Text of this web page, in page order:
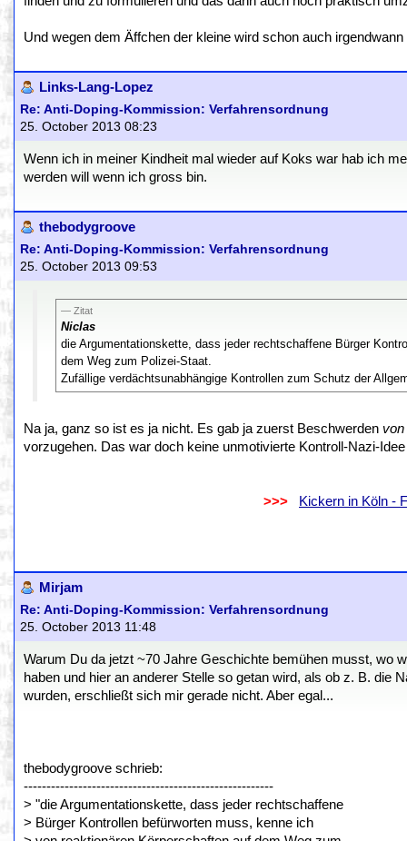
Und wegen dem Äffchen der kleine wird schon auch
Links-Lang-Lopez
Re: Anti-Doping-Kommission: Verfahrensordnung
25. October 2013 08:23
Wenn ich in meiner Kindheit mal wieder auf Koks war hab ich
werden will wenn ich gross bin.
thebodygroove
Re: Anti-Doping-Kommission: Verfahrensordnung
25. October 2013 09:53
Zitat
Niclas
die Argumentationskette, dass jeder rechtschaffene Bürger
dem Weg zum Polizei-Staat.
Zufällige verdächtsunabhängige Kontrollen zum Schutz der
Na ja, ganz so ist es ja nicht. Es gab ja zuerst Beschwerden von
vorzugehen. Das war doch keine unmotivierte Kontroll-Nazi-
>>>
Kickern in Köln -
Mirjam
Re: Anti-Doping-Kommission: Verfahrensordnung
25. October 2013 11:48
Warum Du da jetzt ~70 Jahre Geschichte bemühen musst, wo
haben und hier an anderer Stelle so getan wird, als ob z. B. die
wurden, erschließt sich mir gerade nicht. Aber egal...
thebodygroove schrieb:
-------------------------------------------------------
> "die Argumentationskette, dass jeder rechtschaffene
> Bürger Kontrollen befürworten muss, kenne ich